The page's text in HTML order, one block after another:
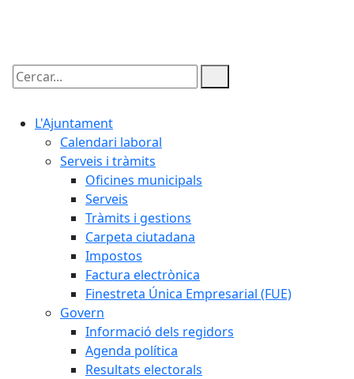
Cercar:
L'Ajuntament
Calendari laboral
Serveis i tràmits
Oficines municipals
Serveis
Tràmits i gestions
Carpeta ciutadana
Impostos
Factura electrònica
Finestreta Única Empresarial (FUE)
Govern
Informació dels regidors
Agenda política
Resultats electorals